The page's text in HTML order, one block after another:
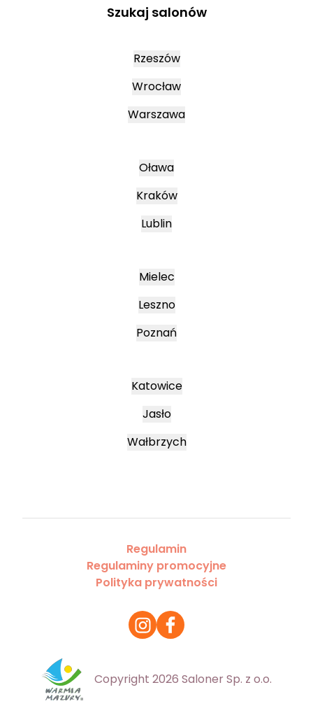
Szukaj salonów
Rzeszów
Wrocław
Warszawa
Oława
Kraków
Lublin
Mielec
Leszno
Poznań
Katowice
Jasło
Wałbrzych
Regulamin
Regulaminy promocyjne
Polityka prywatności
Copyright 2026 Saloner Sp. z o.o.